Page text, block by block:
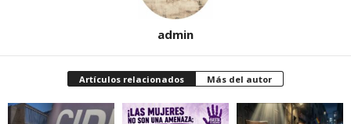
admin
Artículos relacionados Más del autor